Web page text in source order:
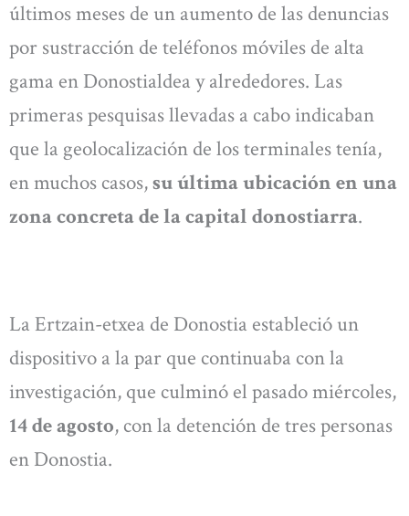
últimos meses de un aumento de las denuncias
por sustracción de teléfonos móviles de alta
gama en Donostialdea y alrededores. Las
primeras pesquisas llevadas a cabo indicaban
que la geolocalización de los terminales tenía,
en muchos casos,su última ubicación en una
zona concreta de la capital donostiarra.
La Ertzain-etxea de Donostia estableció un
dispositivo a la par que continuaba con la
investigación, que culminó el pasado miércoles,
14 de agosto, con la detención de tres personas
en Donostia.